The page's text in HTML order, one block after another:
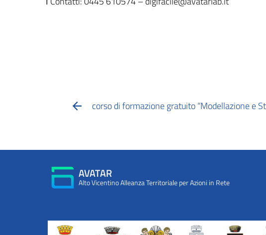
corso di formazione gratuito “Modellazione e
AVATAR
Alto Vicentino Alleanza Territoriale per Azioni in Rete